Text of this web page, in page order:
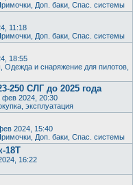
Доп. баки, Спас. системы
11:18
Доп. баки, Спас. системы
18:55
и снаряжение для пилотов,
250 СЛГ до 2025 года
фев 2024, 20:30
эксплуатация
2024, 15:40
Доп. баки, Спас. системы
18Т
16:22